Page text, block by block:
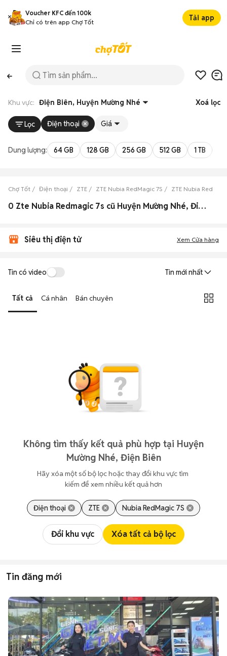
Voucher KFC đến 100k
Chỉ có trên app Chợ Tốt
Tải app
Khu vực: Điện Biên, Huyện Mường Nhé Xoá lọc
Lọc Điện thoại Giá
Dung lượng: 64 GB 128 GB 256 GB 512 GB 1 TB
Chợ Tốt Điện thoại ZTE ZTE Nubia RedMagic 7S ZTE Nubia
0 Zte Nubia Redmagic 7s cũ Huyện Mường Nhé, Điện Biên đẹp
Siêu thị điện tử Xem Cửa hàng
Tin có video Tin mới nhất
Tất cả Cá nhân Bán chuyên
Không tìm thấy kết quả phù hợp tại Huyện
Mường Nhé, Điện Biên
Hãy xóa một số bộ lọc hoặc thay đổi khu vực tìm
kiếm để xem nhiều kết quả hơn
Điện thoại ZTE Nubia RedMagic 7S
Đổi khu vực Xóa tất cả bộ lọc
Tin đăng mới